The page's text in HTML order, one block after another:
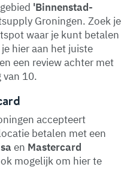
'Binnenstad-
Groningen. Zoek je
waar je kunt betalen
hier aan het juiste
een review achter met
van 10.
accepteert
betalen met een
en Mastercard
mogelijk om hier te